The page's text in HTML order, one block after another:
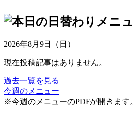
2026年8月9日（日）
現在投稿記事はありません。
過去一覧を見る
今週のメニュー
※今週のメニューのPDFが開きます。